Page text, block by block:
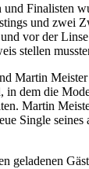
Finalisten
und zwei
vor der
stellen
Martin
in dem die
Martin
Single
geladenen